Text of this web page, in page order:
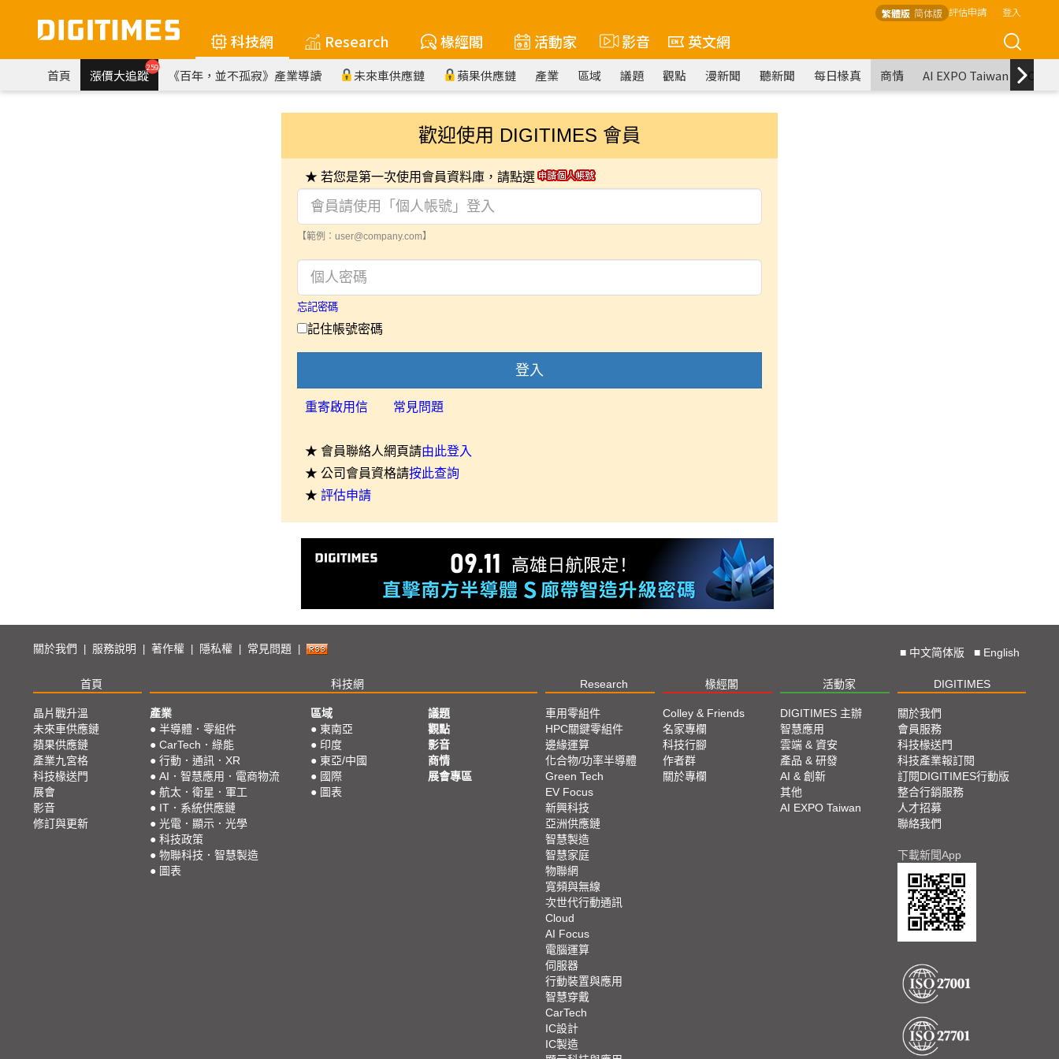
繁體版 简体版 評估申請 登入
科技網 Research 椽經閣 活動家 影音 英文網
首頁 漲價大追蹤259 《百年，並不孤寂》產業導讀 未來車供應鏈 蘋果供應鏈 產業 區域 議題 觀點 漫新聞 聽新聞 每日椽真 商情 AI EXPO Taiwan
歡迎使用 DIGITIMES 會員
★ 若您是第一次使用會員資料庫，請點選
【範例：user@company.com】
忘記密碼
記住帳號密碼
登入
重寄啟用信 常見問題
★ 會員聯絡人網頁請由此登入
★ 公司會員資格請按此查詢
★ 評估申請
關於我們 服務說明 著作權 隱私權 常見問題 ■ 中文简体版 ■ English
首頁 科技網 Research 椽經閣 活動家 DIGITIMES
晶片戰升溫
未來車供應鏈
蘋果供應鏈
產業九宮格
科技椽送門
展會
影音
修訂與更新
產業
● 半導體．零組件
● CarTech．綠能
● 行動．通訊．XR
● AI．智慧應用．電商物流
● 航太．衛星．軍工
● IT．系統供應鏈
● 光電．顯示．光學
● 科技政策
● 物聯科技．智慧製造
● 圖表
區域
● 東南亞
● 印度
● 東亞/中國
● 國際
● 圖表
議題
觀點
影音
商情
展會專區
車用零組件
HPC關鍵零組件
邊緣運算
化合物/功率半導體
Green Tech
EV Focus
新興科技
亞洲供應鏈
智慧製造
智慧家庭
物聯網
寬頻與無線
次世代行動通訊
Cloud
AI Focus
電腦運算
伺服器
行動裝置與應用
智慧穿戴
CarTech
IC設計
IC製造
Colley & Friends
名家專欄
科技行腳
作者群
關於專欄
DIGITIMES 主辦
智慧應用
雲端 & 資安
產品 & 研發
AI & 創新
其他
AI EXPO Taiwan
關於我們
會員服務
科技椽送門
科技產業報訂閱
訂閱DIGITIMES行動版
整合行銷服務
人才招募
聯絡我們
下載新聞App